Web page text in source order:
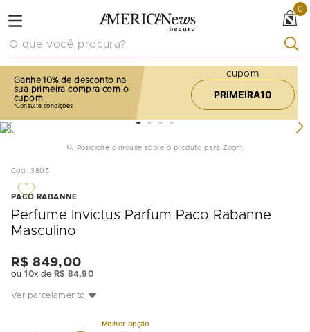
0
Ganhe 10% de desconto na
sua primeira compra com o
cupom
cupom
PRIMEIRA10
Posicione o mouse sobre o produto para Zoom
Cod. :3805
PACO RABANNE
Perfume Invictus Parfum Paco Rabanne
Masculino
R$ 849,00
ou10x de R$ 84,90
Ver parcelamento